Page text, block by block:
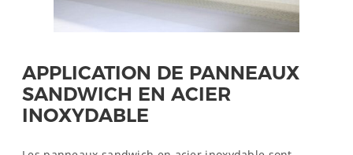
APPLICATION DE PANNEAUX
SANDWICH EN ACIER
INOXYDABLE